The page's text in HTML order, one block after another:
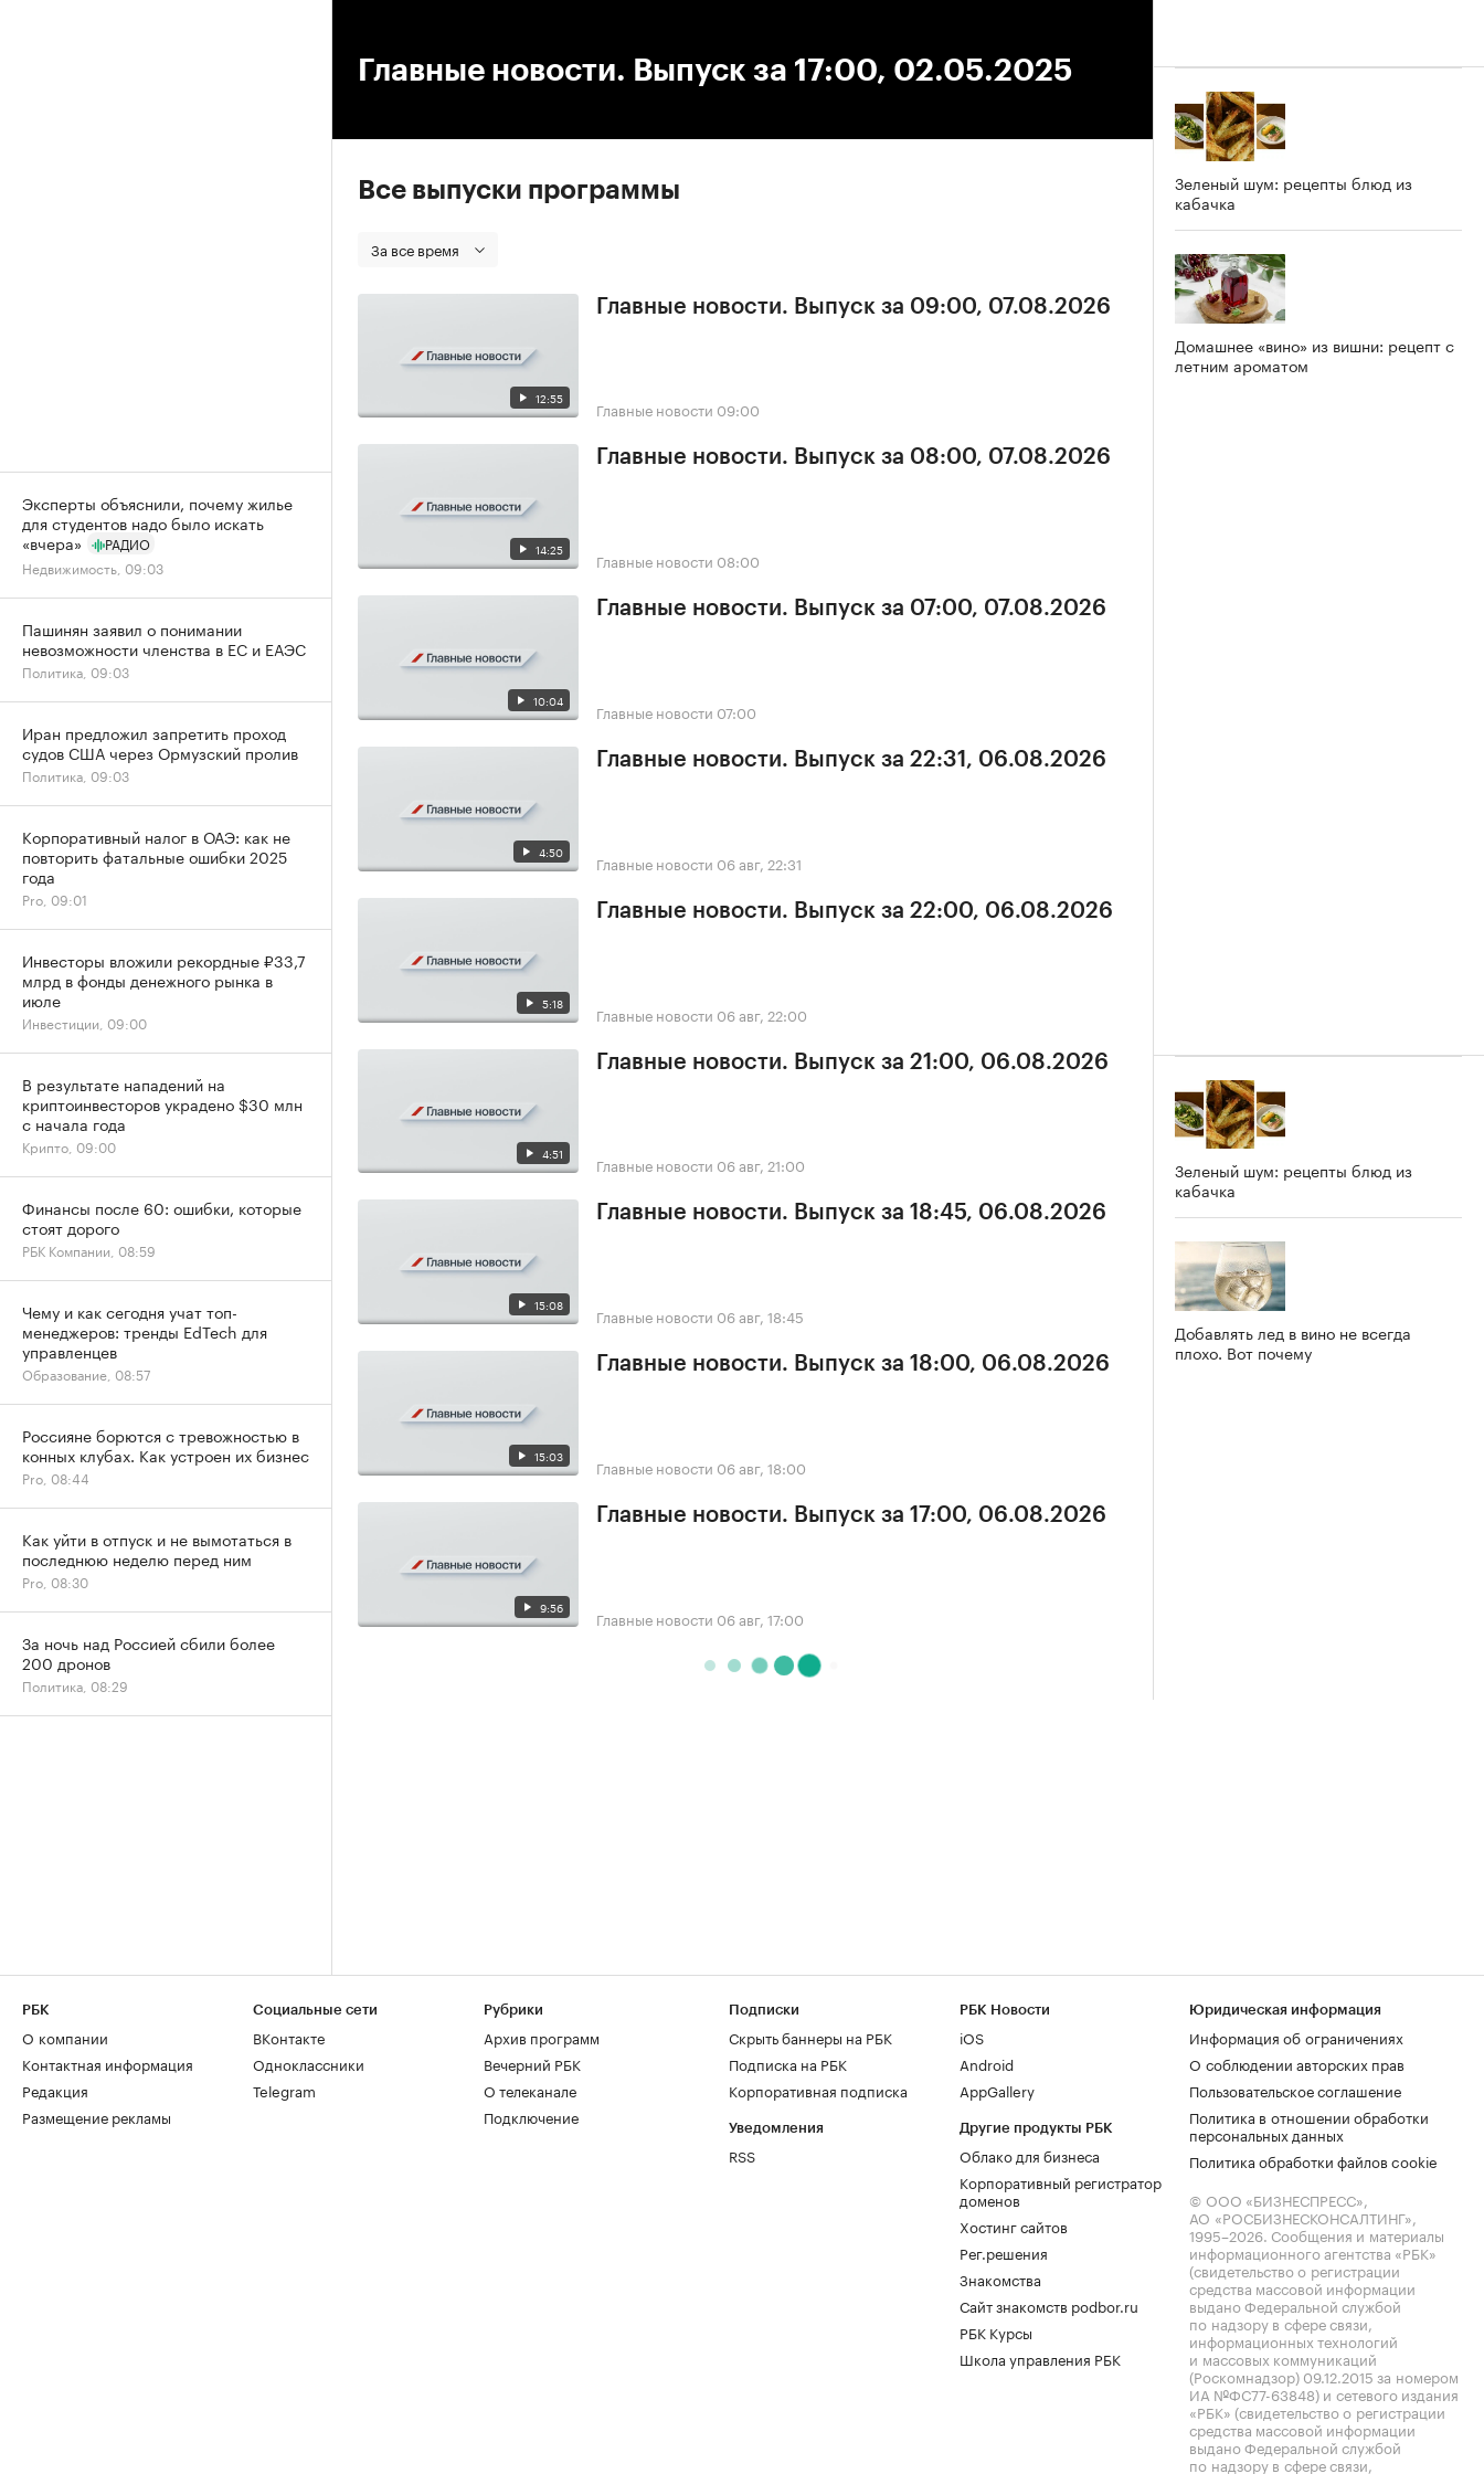
Главные новости. Выпуск за 17:00, 02.05.2025
Все выпуски программы
За все время
12:55
Главные новости. Выпуск за 09:00, 07.08.2026
Главные новости 09:00
14:25
Главные новости. Выпуск за 08:00, 07.08.2026
Главные новости 08:00
10:04
Главные новости. Выпуск за 07:00, 07.08.2026
Главные новости 07:00
4:50
Главные новости. Выпуск за 22:31, 06.08.2026
Главные новости 06 авг, 22:31
5:18
Главные новости. Выпуск за 22:00, 06.08.2026
Главные новости 06 авг, 22:00
4:51
Главные новости. Выпуск за 21:00, 06.08.2026
Главные новости 06 авг, 21:00
15:08
Главные новости. Выпуск за 18:45, 06.08.2026
Главные новости 06 авг, 18:45
15:03
Главные новости. Выпуск за 18:00, 06.08.2026
Главные новости 06 авг, 18:00
9:56
Главные новости. Выпуск за 17:00, 06.08.2026
Главные новости 06 авг, 17:00
Зеленый шум: рецепты блюд из
кабачка
Домашнее «вино» из вишни: рецепт с
летним ароматом
Зеленый шум: рецепты блюд из
кабачка
Добавлять лед в вино не всегда
плохо. Вот почему
Эксперты объяснили, почему жилье
для студентов надо было искать
«вчера»
РАДИО
Недвижимость, 09:03
Пашинян заявил о понимании
невозможности членства в ЕС и ЕАЭС
Политика, 09:03
Иран предложил запретить проход
судов США через Ормузский пролив
Политика, 09:03
Корпоративный налог в ОАЭ: как не
повторить фатальные ошибки 2025
года
Pro, 09:01
Инвесторы вложили рекордные ₽33,7
млрд в фонды денежного рынка в
июле
Инвестиции, 09:00
В результате нападений на
криптоинвесторов украдено $30 млн
с начала года
Крипто, 09:00
Финансы после 60: ошибки, которые
стоят дорого
РБК Компании, 08:59
Чему и как сегодня учат топ-
менеджеров: тренды EdTech для
управленцев
Образование, 08:57
Россияне борются с тревожностью в
конных клубах. Как устроен их бизнес
Pro, 08:44
Как уйти в отпуск и не вымотаться в
последнюю неделю перед ним
Pro, 08:30
За ночь над Россией сбили более
200 дронов
Политика, 08:29
РБК
О компании
Контактная информация
Редакция
Размещение рекламы
Социальные сети
ВКонтакте
Одноклассники
Telegram
Рубрики
Архив программ
Вечерний РБК
О телеканале
Подключение
Подписки
Скрыть баннеры на РБК
Подписка на РБК
Корпоративная подписка
Уведомления
RSS
РБК Новости
iOS
Android
AppGallery
Другие продукты РБК
Облако для бизнеса
Корпоративный регистратор
доменов
Хостинг сайтов
Рег.решения
Знакомства
Сайт знакомств podbor.ru
РБК Курсы
Школа управления РБК
Юридическая информация
Информация об ограничениях
О соблюдении авторских прав
Пользовательское соглашение
Политика в отношении обработки
персональных данных
Политика обработки файлов cookie
© ООО «БИЗНЕСПРЕСС»,
АО «РОСБИЗНЕСКОНСАЛТИНГ»,
1995–2026. Сообщения и материалы
информационного агентства «РБК»
(свидетельство о регистрации
средства массовой информации
выдано Федеральной службой
по надзору в сфере связи,
информационных технологий
и массовых коммуникаций
(Роскомнадзор) 09.12.2015 за номером
ИА №ФС77-63848) и сетевого издания
«РБК» (свидетельство о регистрации
средства массовой информации
выдано Федеральной службой
по надзору в сфере связи,